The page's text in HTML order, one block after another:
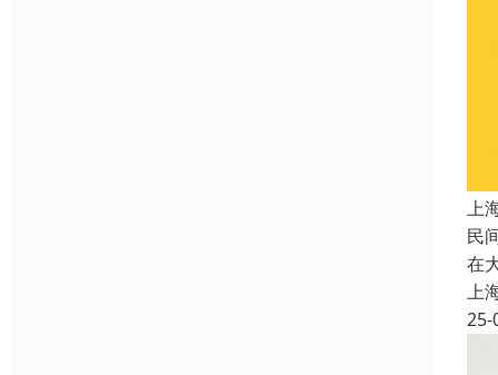
上
民
在
上
25-